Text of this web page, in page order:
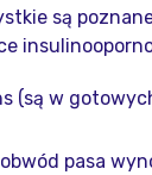
są
(są w
pasa